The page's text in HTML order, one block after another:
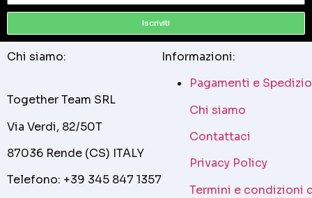
Iscriviti
Chi siamo:
Together Team SRL
Via Verdi, 82/50T
87036 Rende (CS) ITALY
Telefono: +39 345 847 1357
Informazioni:
Pagamenti e
Chi siamo
Contattaci
Privacy Policy
Termini e condizioni